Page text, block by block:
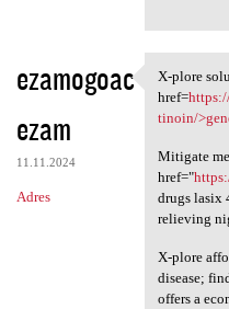
ezamogoac
ezam
11.11.2024
Adres
X-plore
X-plore
href=
tinoin/
Mitigate
href="
drugs lasix
relieving
X-plore
disease;
offers a